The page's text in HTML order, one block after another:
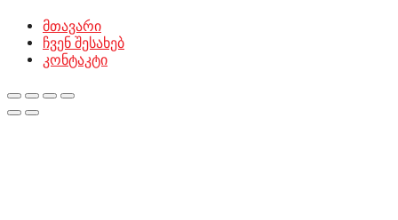
მთავარი
ჩვენ შესახებ
კონტაკტი